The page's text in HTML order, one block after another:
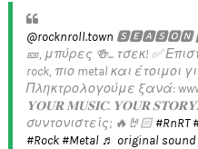
@rocknroll.town 🆂🅴🅰🆂🅾🅽
🎫, μπύρες 🍻... τσεκ! ✅️
rock, πιο metal και
Πληκτρολογούμε ξανά:
𝐘𝐎𝐔𝐑 𝐌𝐔𝐒𝐈𝐂. 𝐘𝐎𝐔𝐑 𝐒𝐓𝐎𝐑𝐘.
συντονιστείς; 🔥🤘🏻#RnRT
#Rock #Metal ♬ original sound